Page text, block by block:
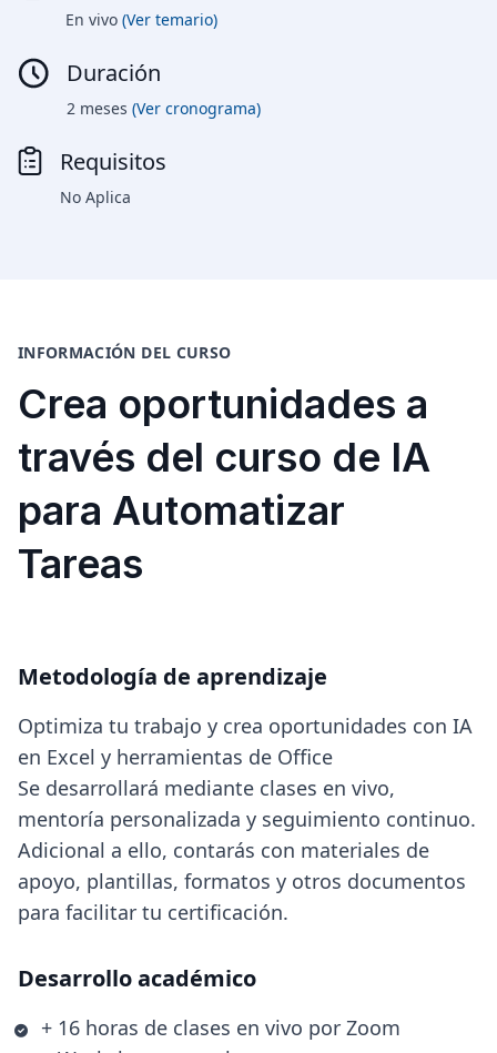
En vivo (Ver temario)
Duración
2 meses (Ver cronograma)
Requisitos
No Aplica
INFORMACIÓN DEL CURSO
Crea oportunidades a
través del curso de IA
para Automatizar
Tareas
Metodología de aprendizaje
Optimiza tu trabajo y crea oportunidades con IA
en Excel y herramientas de Office
Se desarrollará mediante clases en vivo,
mentoría personalizada y seguimiento continuo.
Adicional a ello, contarás con materiales de
apoyo, plantillas, formatos y otros documentos
para facilitar tu certificación.
Desarrollo académico
+ 16 horas de clases en vivo por Zoom